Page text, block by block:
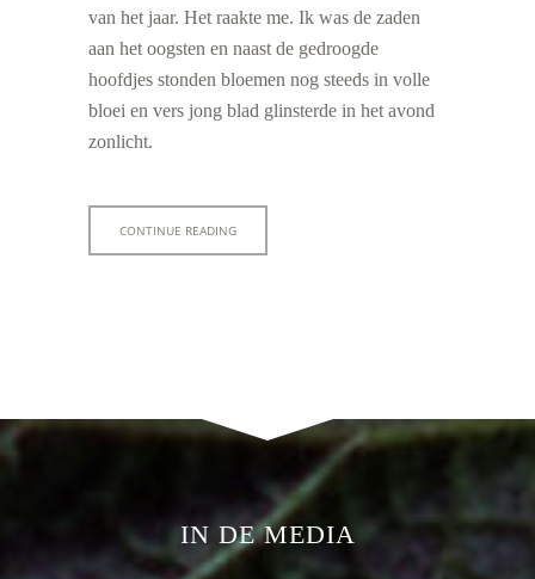
van het jaar. Het raakte me. Ik was de zaden
aan het oogsten en naast de gedroogde
hoofdjes stonden bloemen nog steeds in volle
bloei en vers jong blad glinsterde in het avond
zonlicht.
CONTINUE READING
IN DE MEDIA